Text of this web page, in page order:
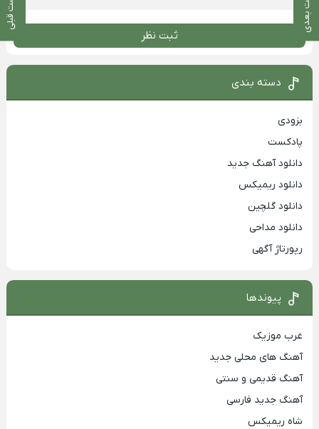
پست بعدی پست قبلی
ثبت نظر
دسته بندی
بزودی
پادکست
دانلود آهنگ جدید
دانلود ریمیکس
دانلود گلچین
دانلود مداحی
رپورتاژ آگهی
پیوندها
غرب موزیک
آهنگ های محلی جدید
آهنگ قدیمی و سنتی
آهنگ جدید فارسی
شاه ریمیکس